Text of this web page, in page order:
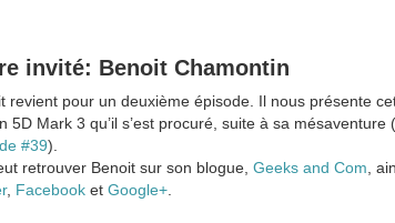
invité: Benoit Chamontin
revient pour un deuxième épisode. Il nous présente
5D Mark 3 qu’il s’est procuré, suite à sa mésaventure (
#39).
retrouver Benoit sur son blogue, Geeks and Com ,
, Facebook et Google+